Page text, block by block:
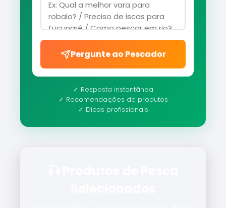
Pergunte ao Pescador
✓ Resposta instantânea
✓ Recomendações de produtos
✓ Dicas profissionais